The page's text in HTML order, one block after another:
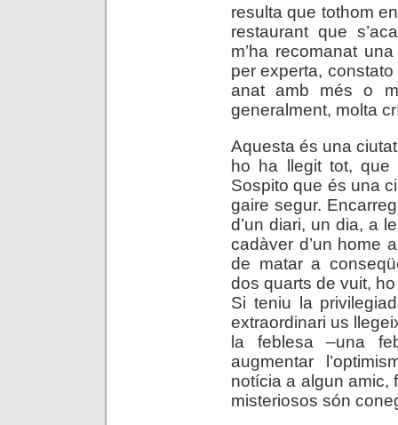
resulta que tothom
restaurant que
m’ha recomanat
per experta,
anat amb més o
generalment, molta
Aquesta és una
ho ha llegit tot,
Sospito que és una
gaire segur.
d’un diari, un dia, a
cadàver d’un home
de matar a
dos quarts de vuit,
Si teniu la
extraordinari us
la feblesa –una
augmentar
notícia a algun amic,
misteriosos són